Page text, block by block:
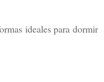
ideales para dormir